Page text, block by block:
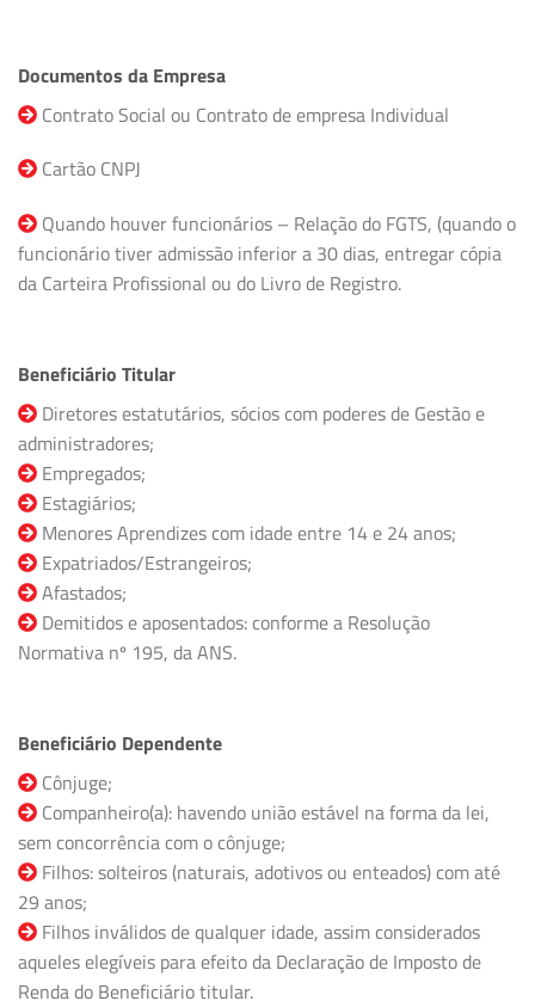
Documentos da Empresa
Contrato Social ou Contrato de empresa Individual
Cartão CNPJ
Quando houver funcionários – Relação do FGTS, (quando o
funcionário tiver admissão inferior a 30 dias, entregar cópia
da Carteira Profissional ou do Livro de Registro.
Beneficiário Titular
Diretores estatutários, sócios com poderes de Gestão e
administradores;
Empregados;
Estagiários;
Menores Aprendizes com idade entre 14 e 24 anos;
Expatriados/Estrangeiros;
Afastados;
Demitidos e aposentados: conforme a Resolução
Normativa nº 195, da ANS.
Beneficiário Dependente
Cônjuge;
Companheiro(a): havendo união estável na forma da lei,
sem concorrência com o cônjuge;
Filhos: solteiros (naturais, adotivos ou enteados) com até
29 anos;
Filhos inválidos de qualquer idade, assim considerados
aqueles elegíveis para efeito da Declaração de Imposto de
Renda do Beneficiário titular.